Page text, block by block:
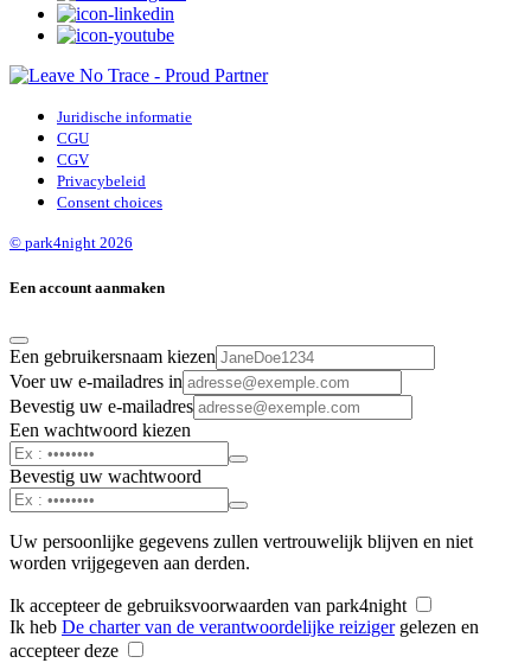
Juridische informatie
CGU
CGV
Privacybeleid
Consent choices
© park4night 2026
Een account aanmaken
Een gebruikersnaam kiezen
Voer uw e-mailadres in
Bevestig uw e-mailadres
Een wachtwoord kiezen
Bevestig uw wachtwoord
Uw persoonlijke gegevens zullen vertrouwelijk blijven en niet
worden vrijgegeven aan derden.
Ik accepteer de gebruiksvoorwaarden van park4night
Ik heb De charter van de verantwoordelijke reizigergelezen en
accepteer deze